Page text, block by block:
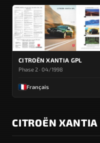
CITROËN XANTIA GPL
Phase 2 · 04/1998
Français
CITROËN XANTIA